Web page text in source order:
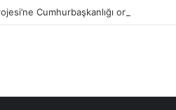
Cumhurbaşkanlığı onayı